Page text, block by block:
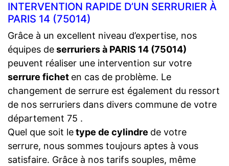
INTERVENTION RAPIDE D’UN SERRURIER À
PARIS 14 (75014)
Grâce à un excellent niveau d’expertise, nos
équipes deserruriers à PARIS 14 (75014)
peuvent réaliser une intervention sur votre
serrure fichet en cas de problème. Le
changement de serrure est également du ressort
de nos serruriers dans divers commune de votre
département 75 .
Quel que soit letype de cylindre de votre
serrure, nous sommes toujours aptes à vous
satisfaire. Grâce à nos tarifs souples, même